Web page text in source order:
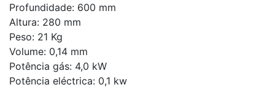
Profundidade: 600 mm
Altura: 280 mm
Peso: 21 Kg
Volume: 0,14 mm
Potência gás: 4,0 kW
Potência eléctrica: 0,1 kw